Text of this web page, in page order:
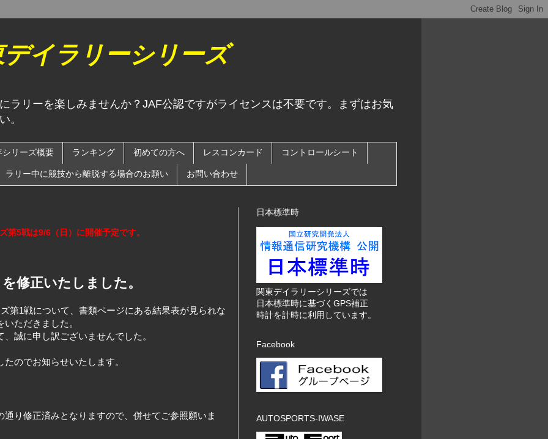
イラリーシリーズ
ラリーを楽しみませんか？JAF公認ですがライセンスは不要です。まずはお気
。
シリーズ概要 ランキング 初めての方へ レスコンカード コントロールシート
ラリー中に競技から離脱する場合のお願い お問い合わせ
第5戦は9/6（日）に開催予定です。
修正いたしました。
第1戦について、書類ページにある結果表が見られな
ただきました。
誠に申し訳ございませんでした。
のでお知らせいたします。
通り修正済みとなりますので、併せてご参照願いま
日本標準時
関東デイラリーシリーズでは
日本標準時に基づくGPS補正
時計を計時に利用しています。
Facebook
AUTOSPORTS-IWASE